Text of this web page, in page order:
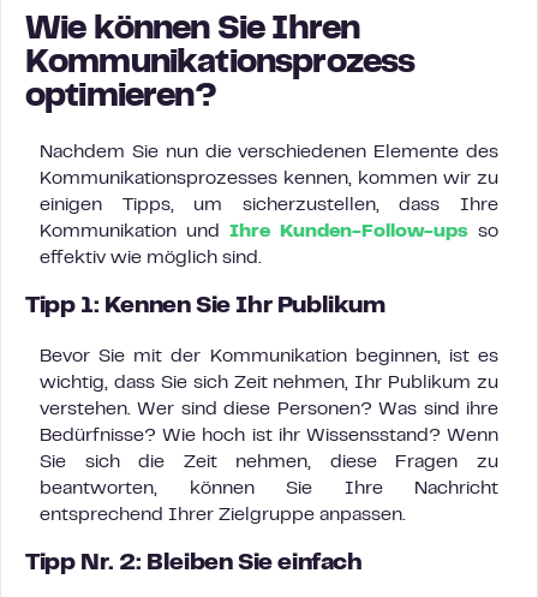
Wie können Sie Ihren
Kommunikationsprozess
optimieren?
Nachdem Sie nun die verschiedenen Elemente des
Kommunikationsprozesses kennen, kommen wir zu
einigen Tipps, um sicherzustellen, dass Ihre
Kommunikation und Ihre Kunden-Follow-ups so
effektiv wie möglich sind.
Tipp 1: Kennen Sie Ihr Publikum
Bevor Sie mit der Kommunikation beginnen, ist es
wichtig, dass Sie sich Zeit nehmen, Ihr Publikum zu
verstehen. Wer sind diese Personen? Was sind ihre
Bedürfnisse? Wie hoch ist ihr Wissensstand? Wenn
Sie sich die Zeit nehmen, diese Fragen zu
beantworten, können Sie Ihre Nachricht
entsprechend Ihrer Zielgruppe anpassen.
Tipp Nr. 2: Bleiben Sie einfach